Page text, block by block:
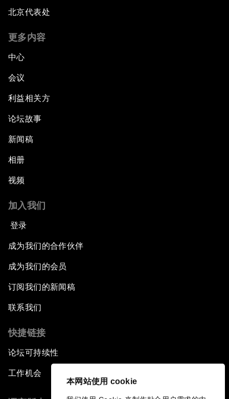
本网站使用 cookie
北京代表处
更多内容
中心
会议
利益相关方
论坛故事
新闻稿
相册
视频
加入我们
登录
成为我们的合作伙伴
成为我们的会员
订阅我们的新闻稿
联系我们
快捷链接
论坛可持续性
工作机会